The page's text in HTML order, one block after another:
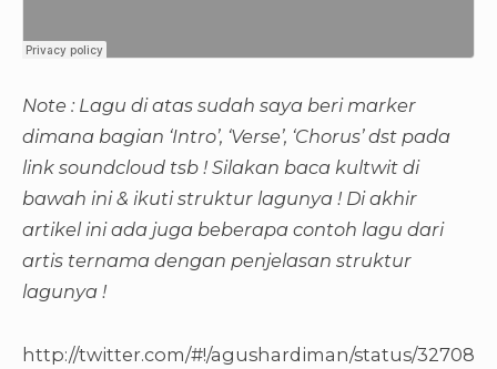
Note : Lagu di atas sudah saya beri marker
dimana bagian ‘Intro’, ‘Verse’, ‘Chorus’ dst pada
link soundcloud tsb ! Silakan baca kultwit di
bawah ini & ikuti struktur lagunya ! Di akhir
artikel ini ada juga beberapa contoh lagu dari
artis ternama dengan penjelasan struktur
lagunya !
http://twitter.com/#!/agushardiman/status/32708